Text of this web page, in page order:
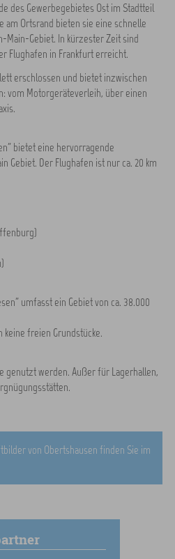
des Gewerbegebietes Ost im Stadtteil
am Ortsrand bieten sie eine schnelle
Main-Gebiet. In kürzester Zeit sind
Flughafen in Frankfurt erreicht.
erschlossen und bietet inzwischen
vom Motorgeräteverleih, über einen
bietet eine hervorragende
Gebiet. Der Flughafen ist nur ca. 20 km
umfasst ein Gebiet von ca. 38.000
freien Grundstücke.
genutzt werden. Außer für Lagerhallen,
von Obertshausen finden Sie im